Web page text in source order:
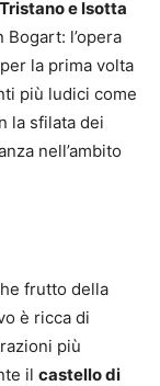
Tristano e Isotta
l’opera
la prima volta
più ludici come
la sfilata dei
nell’ambito
frutto della
è ricca di
più
il castello di